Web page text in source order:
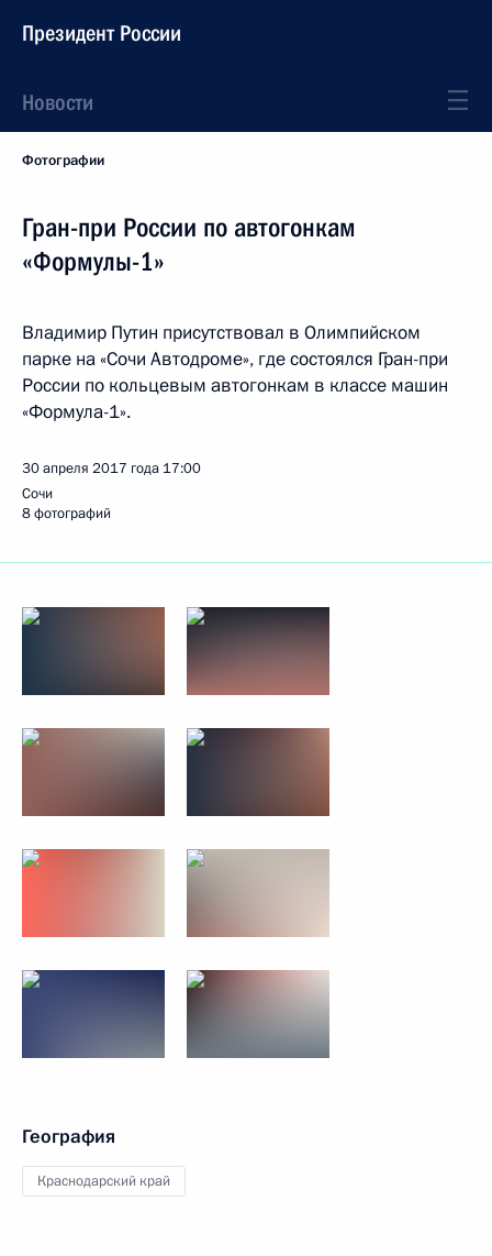
Президент России
Новости
Фотографии
Гран-при России по автогонкам
«Формулы-1»
Владимир Путин присутствовал в Олимпийском
парке на «Сочи Автодроме», где состоялся Гран-при
России по кольцевым автогонкам в классе машин
«Формула-1».
30 апреля 2017 года 17:00
Сочи
8 фотографий
География
Краснодарский край